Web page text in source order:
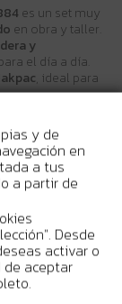
es un set muy
en obra y taller.
y
el día a día.
, ideal para
y de
en
a tus
a partir de
Desde
activar o
aceptar